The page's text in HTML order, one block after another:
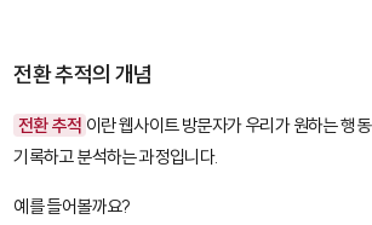
전환 추적의 개념
전환 추적 이란 웹사이트 방문자가 우리가 원하는 행
기록하고 분석하는 과정입니다.
예를 들어볼까요?